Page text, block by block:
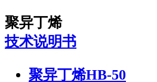
聚异丁烯
技术说明书
聚异丁烯HB-50